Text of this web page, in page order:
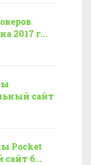
2017 г...
сайт
Pocket
б...